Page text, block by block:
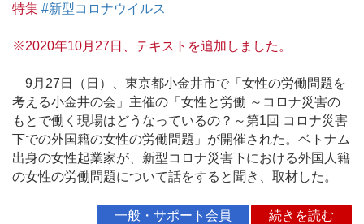
特集 #新型コロナウイルス
※2020年10月27日、テキストを追加しました。
9月27日（日）、東京都小金井市で「女性の労働問題を
考える小金井の会」主催の「女性と労働 ～コロナ災害の
もとで働く現場はどうなっているの？～第1回 コロナ災害
下での外国籍の女性の労働問題」が開催された。ベトナム
出身の女性起業家が、新型コロナ災害下における外国人籍
の女性の労働問題について話をすると聞き、取材した。
一般・サポート会員 続きを読む